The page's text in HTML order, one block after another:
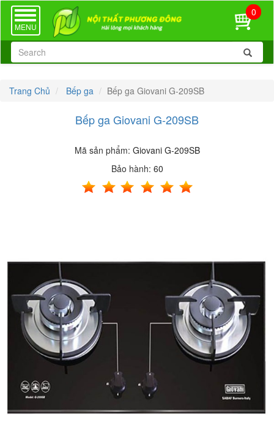
TOGGLE
NAVIGATION
MENU
0
Trang Chủ Bếp ga Bếp ga Giovani G-209SB
Bếp ga Giovani G-209SB
Mã sản phẩm: Giovani G-209SB
Bảo hành: 60